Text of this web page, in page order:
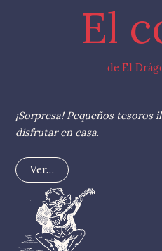
El
de El
¡Sorpresa! Pequeños tesoros
disfrutar en casa.
Ver…